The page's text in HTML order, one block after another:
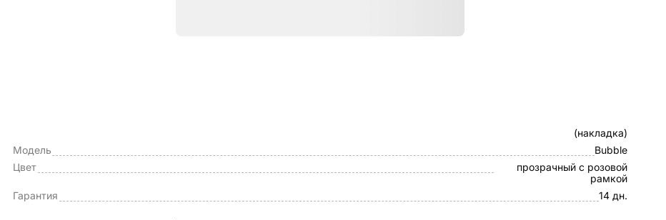
(накладка)
Модель
Bubble
Цвет
прозрачный с розовой
рамкой
Гарантия
14 дн.